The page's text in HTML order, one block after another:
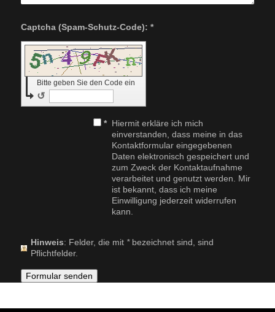
Captcha (Spam-Schutz-Code): *
Bitte geben Sie den Code ein
↺
* Hiermit erkläre ich mich
einverstanden, dass meine in das
Kontaktformular eingegebenen
Daten elektronisch gespeichert und
zum Zweck der Kontaktaufnahme
verarbeitet und genutzt werden. Mir
ist bekannt, dass ich meine
Einwilligung jederzeit widerrufen
kann.
Hinweis : Felder, die mit *bezeichnet sind, sind
Pflichtfelder.